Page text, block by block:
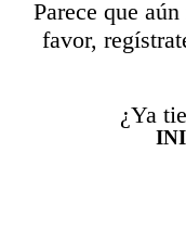
Parece que
favor,
¿Ya